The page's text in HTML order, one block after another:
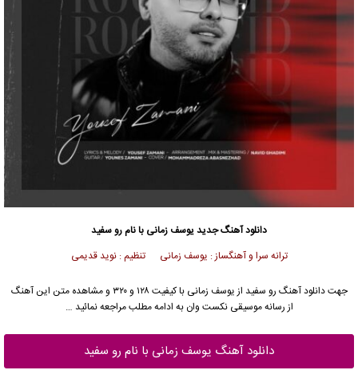
دانلود آهنگ جدیدیوسف زمانی با نام رو سفید
ترانه سرا و آهنگساز : یوسف زمانی تنظیم : نوید قدیمی
جهت دانلود آهنگ رو سفید از یوسف زمانی
با کیفیت ۱۲۸ و ۳۲۰ و مشاهده متن این آهنگ
از رسانه موسیقی نکست وان به ادامه مطلب مراجعه نمائید …
دانلود آهنگ یوسف زمانی با نام رو سفید